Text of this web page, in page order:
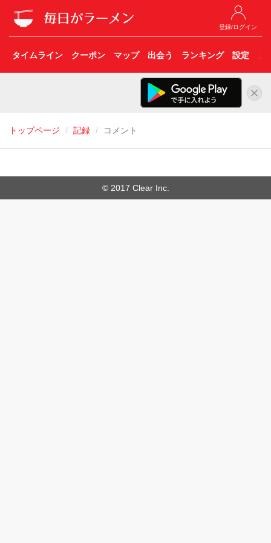
登録/ログイン
タイムライン クーポン マップ 出会う ランキング 設定 こ
トップページ 記録 コメント
© 2017 Clear Inc.